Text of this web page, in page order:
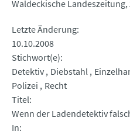
Waldeckische Landeszeitung
Letzte Änderung
10.10.2008
Stichwort(e)
Detektiv Diebstahl
Polizei
Recht
Titel
Wenn der Ladendetektiv
In